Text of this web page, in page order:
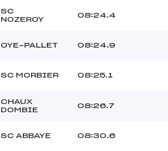
SC
NOZEROY
08:24.4
OYE-PALLET 08:24.9
SC MORBIER 08:25.1
CHAUX
DOMBIE
08:26.7
SC ABBAYE 08:30.6